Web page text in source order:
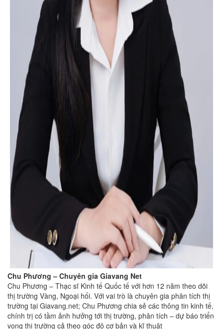
Chu Phương – Chuyên gia Giavang Net
Chu Phương – Thạc sĩ Kinh tế Quốc tế với hơn 12 năm theo dõi
thị trường Vàng, Ngoại hối. Với vai trò là chuyên gia phân tích thị
trường tại Giavang.net; Chu Phương chia sẻ các thông tin kinh tế,
chính trị có tầm ảnh hưởng tới thị trường, phân tích – dự báo triển
vọng thị trường cả theo góc độ cơ bản và kĩ thuật